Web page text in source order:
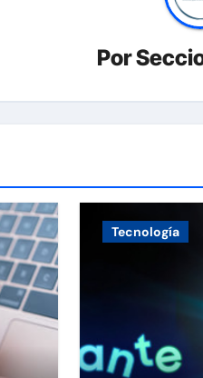
Por
Tecnología